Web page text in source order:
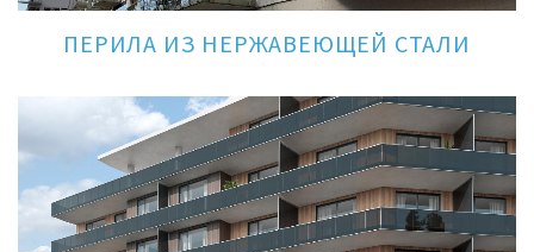
ПЕРИЛА ИЗ НЕРЖАВЕЮЩЕЙ СТАЛИ